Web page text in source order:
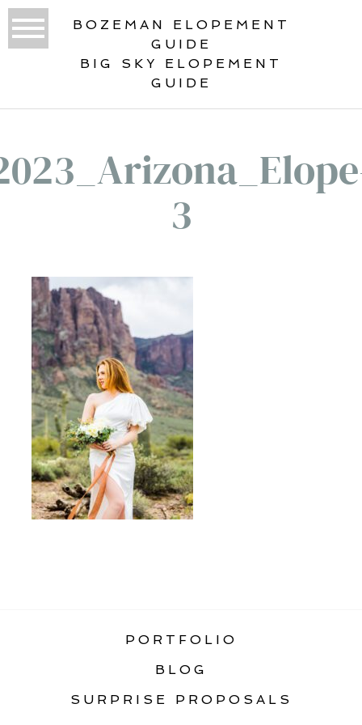
BOZEMAN ELOPEMENT
GUIDE
BIG SKY ELOPEMENT
GUIDE
3
PORTFOLIO
BLOG
SURPRISE PROPOSALS